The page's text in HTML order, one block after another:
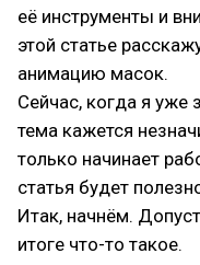
её инструменты и
этой статье
анимацию масок.
Сейчас, когда я уже
тема кажется
только начинает
статья будет
Итак, начнём.
итоге что-то такое.